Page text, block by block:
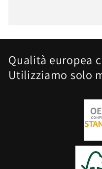
Qualità europea
Utilizziamo solo